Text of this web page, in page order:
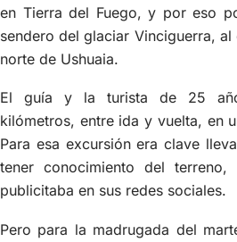
en Tierra del Fuego, y por eso
sendero del glaciar Vinciguerra,
norte de Ushuaia.
El guía y la turista de 25
kilómetros, entre ida y vuelta, en
Para esa excursión era clave
tener conocimiento del
publicitaba en sus redes sociales.
Pero para la madrugada del